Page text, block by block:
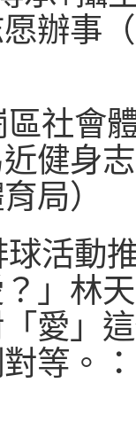
辦事
社會
健身
局）
活動
？」林
愛」
等。